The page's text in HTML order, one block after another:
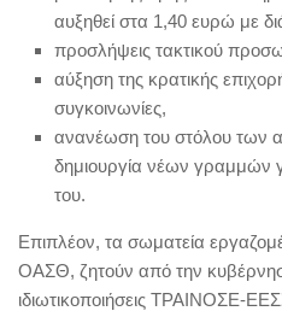
αυξηθεί στα 1,40 ευρώ με
προσλήψεις τακτικού
αύξηση της κρατικής
συγκοινωνίες,
ανανέωση του στόλου των
δημιουργία νέων γραμμών
του.
Επιπλέον, τα σωματεία
ΟΑΣΘ, ζητούν από την
ιδιωτικοποιήσεις ΤΡΑΙΝΟΣΕ-